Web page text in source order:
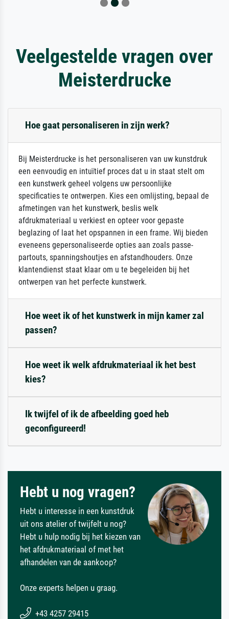
Veelgestelde vragen over
Meisterdrucke
Hoe gaat personaliseren in zijn werk?
Bij Meisterdrucke is het personaliseren van uw kunstdruk
een eenvoudig en intuïtief proces dat u in staat stelt om
een kunstwerk geheel volgens uw persoonlijke
specificaties te ontwerpen. Kies een omlijsting, bepaal de
afmetingen van het kunstwerk, beslis welk
afdrukmateriaal u verkiest en opteer voor gepaste
beglazing of laat het opspannen in een frame. Wij bieden
eveneens gepersonaliseerde opties aan zoals passe-
partouts, spanningshoutjes en afstandhouders. Onze
klantendienst staat klaar om u te begeleiden bij het
ontwerpen van het perfecte kunstwerk.
Hoe weet ik of het kunstwerk in mijn kamer zal
passen?
Hoe weet ik welk afdrukmateriaal ik het best
kies?
Ik twijfel of ik de afbeelding goed heb
geconfigureerd!
Hebt u nog vragen?
Hebt u interesse in een kunstdruk
uit ons atelier of twijfelt u nog?
Hebt u hulp nodig bij het kiezen van
het afdrukmateriaal of met het
afhandelen van de aankoop?
Onze experts helpen u graag.
+43 4257 29415